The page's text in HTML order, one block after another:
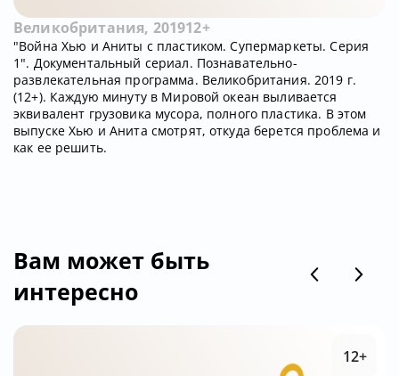
Великобритания, 201912+
"Война Хью и Аниты с пластиком. Супермаркеты. Серия
1". Документальный сериал. Познавательно-
развлекательная программа. Великобритания. 2019 г.
(12+). Каждую минуту в Мировой океан выливается
эквивалент грузовика мусора, полного пластика. В этом
выпуске Хью и Анита смотрят, откуда берется проблема и
как ее решить.
Вам может быть
интересно
12+